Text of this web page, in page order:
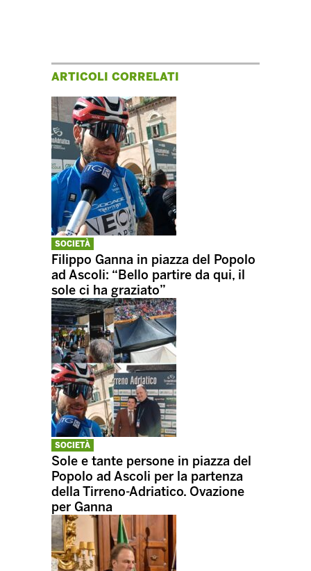
ARTICOLI CORRELATI
SOCIETÀ
Filippo Ganna in piazza del Popolo
ad Ascoli: “Bello partire da qui, il
sole ci ha graziato”
SOCIETÀ
Sole e tante persone in piazza del
Popolo ad Ascoli per la partenza
della Tirreno-Adriatico. Ovazione
per Ganna